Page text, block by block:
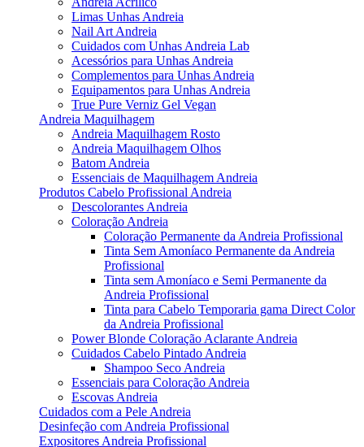
Limas Unhas Andreia
Nail Art Andreia
Cuidados com Unhas Andreia Lab
Acessórios para Unhas Andreia
Complementos para Unhas Andreia
Equipamentos para Unhas Andreia
True Pure Verniz Gel Vegan
Andreia Maquilhagem
Andreia Maquilhagem Rosto
Andreia Maquilhagem Olhos
Batom Andreia
Essenciais de Maquilhagem Andreia
Produtos Cabelo Profissional Andreia
Descolorantes Andreia
Coloração Andreia
Coloração Permanente da Andreia Profissional
Tinta Sem Amoníaco Permanente da Andreia
Profissional
Tinta sem Amoníaco e Semi Permanente da
Andreia Profissional
Tinta para Cabelo Temporaria gama Direct Color
da Andreia Profissional
Power Blonde Coloração Aclarante Andreia
Cuidados Cabelo Pintado Andreia
Shampoo Seco Andreia
Essenciais para Coloração Andreia
Escovas Andreia
Cuidados com a Pele Andreia
Desinfeção com Andreia Profissional
Expositores Andreia Profissional